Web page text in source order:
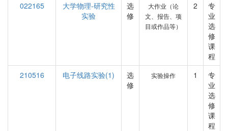
022165
大学物理-研究性
实验
选
修
大作业（论
文、报告、项
目或作品等）
2
专
业
选
修
课
程
210516
电子线路实验(1)
选
修
实验操作 1
专
业
选
修
课
程